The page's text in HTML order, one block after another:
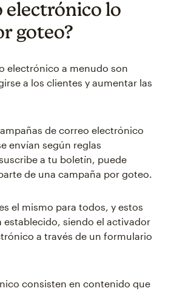
electrónico lo
goteo?
electrónico a menudo son
a los clientes y aumentar las
de correo electrónico
envían según reglas
a tu boletín, puede
de una campaña por goteo.
el mismo para todos, y estos
siendo el activador
a través de un formulario
consisten en contenido que